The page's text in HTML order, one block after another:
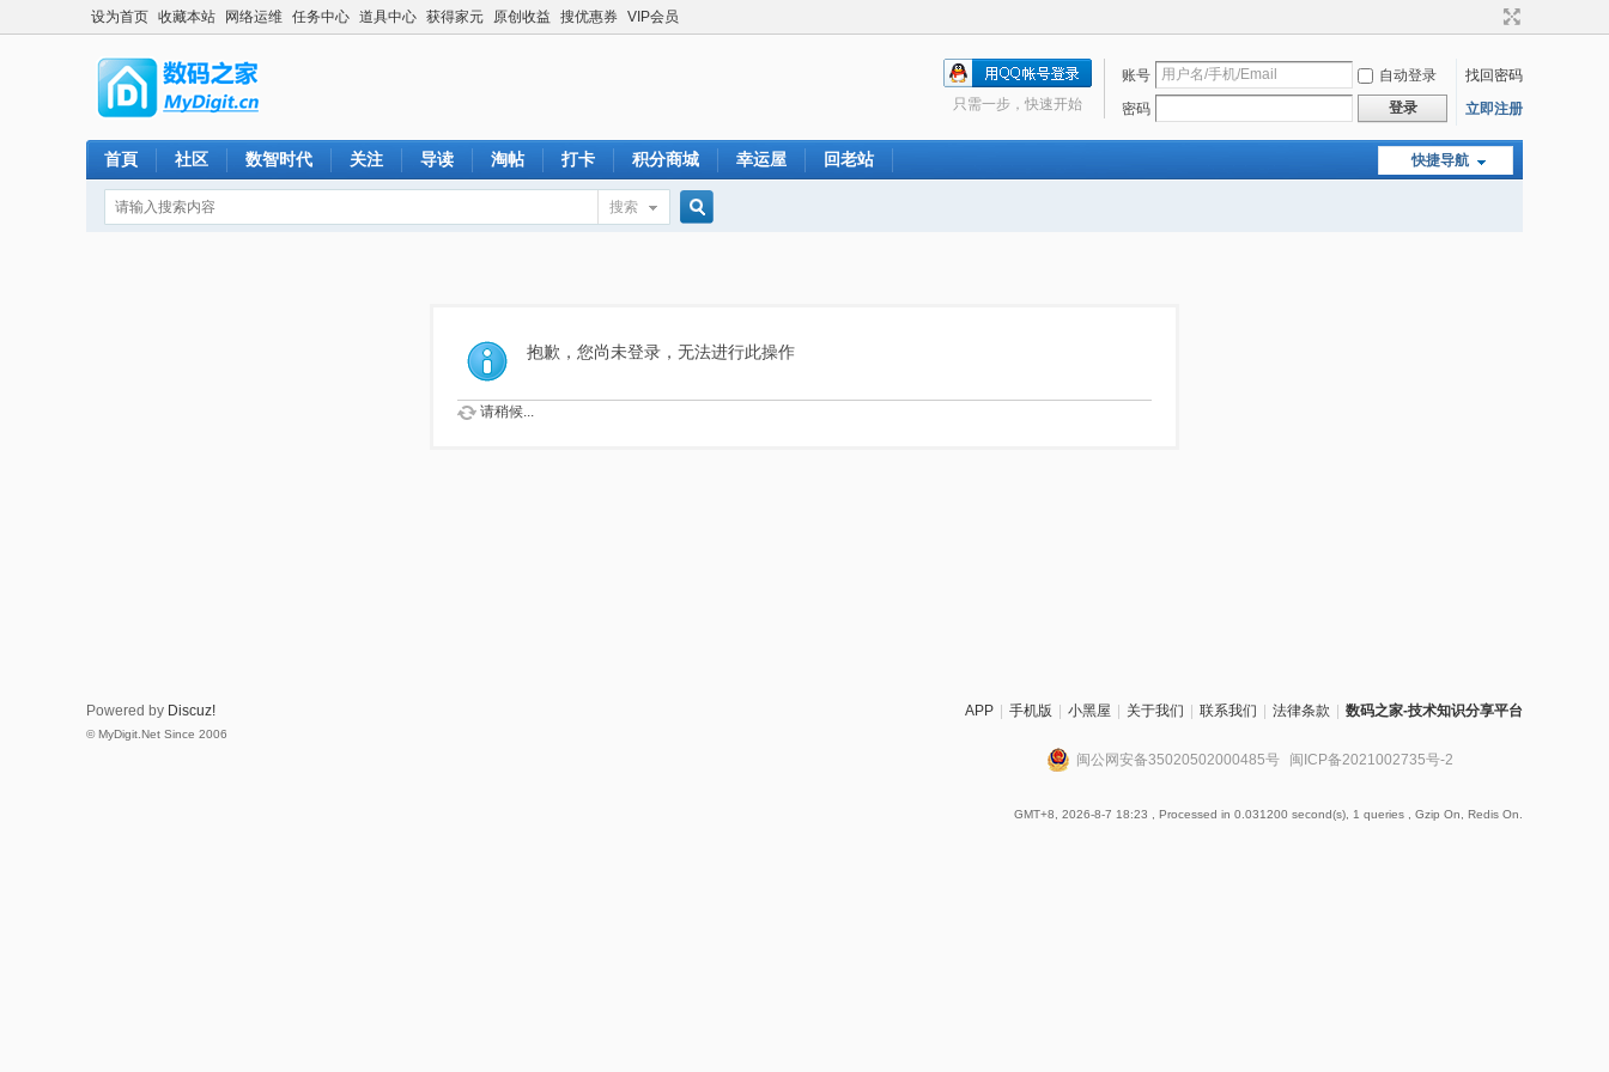
设为首页 收藏本站 网络运维 任务中心 道具中心 获得家元 原创收益 搜优惠券 VIP会员
账号 自动登录
找回密码
密码
登录 立即注册
只需一步，快速开始
快捷导航
首頁 社区 数智时代 关注 导读 淘帖 打卡 积分商城 幸运屋 回老站
搜索
索
抱歉，您尚未登录，无法进行此操作
请稍候...
APP 手机版 小黑屋 关于我们 联系我们 法律条款 数码之家-技术知识分享平台
闽公网安备35020502000485号 闽ICP备2021002735号-2
GMT+8, 2026-8-7 18:23 , Processed in 0.031200 second(s), 1 queries , Gzip On, Redis On.
Powered by Discuz!
© MyDigit.Net Since 2006